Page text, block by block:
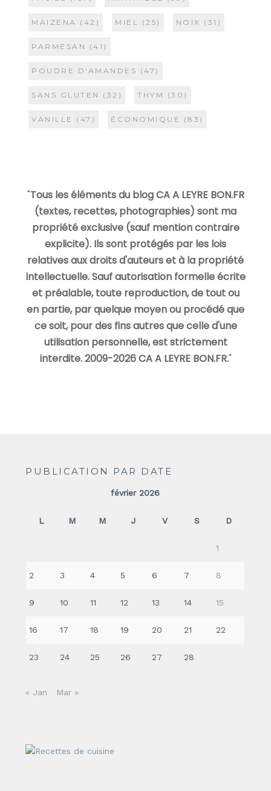
MAIZENA (42) MIEL (25) NOIX (31)
PARMESAN (41)
POUDRE D'AMANDES (47)
SANS GLUTEN (32) THYM (30)
VANILLE (47) ÉCONOMIQUE (83)
"Tous les éléments du blog CA A LEYRE BON.FR
(textes, recettes, photographies) sont ma
propriété exclusive (sauf mention contraire
explicite). Ils sont protégés par les lois
relatives aux droits d'auteurs et à la propriété
intellectuelle. Sauf autorisation formelle écrite
et préalable, toute reproduction, de tout ou
en partie, par quelque moyen ou procédé que
ce soit, pour des fins autres que celle d'une
utilisation personnelle, est strictement
interdite. 2009-2026 CA A LEYRE BON.FR."
PUBLICATION PAR DATE
février 2026
L M M J V S D
1
2 3 4 5 6 7 8
9 10 11 12 13 14 15
16 17 18 19 20 21 22
23 24 25 26 27 28
« Jan Mar »